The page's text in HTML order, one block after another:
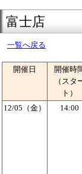
富士店
一覧へ戻る
開催日
開催時
（スタ
ト）
12/05（金） 14:00